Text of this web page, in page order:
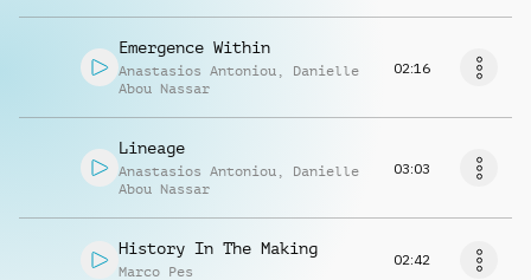
Emergence Within
Anastasios Antoniou , Danielle
Abou Nassar
02:16
Lineage
Anastasios Antoniou , Danielle
Abou Nassar
03:03
History In The Making
Marco Pes
02:42